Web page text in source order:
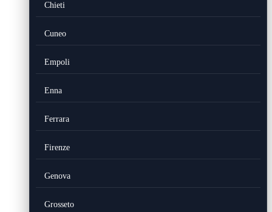
Chieti
Cuneo
Empoli
Enna
Ferrara
Firenze
Genova
Grosseto